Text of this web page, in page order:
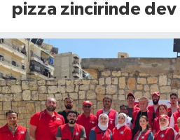
pizza zincirinde dev